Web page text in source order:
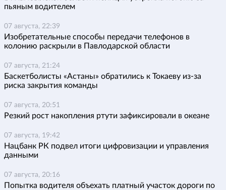
пьяным водителем
07 августа, 22:39
Изобретательные способы передачи телефонов в
колонию раскрыли в Павлодарской области
07 августа, 21:24
Баскетболисты «Астаны» обратились к Токаеву из-за
риска закрытия команды
07 августа, 20:51
Резкий рост накопления ртути зафиксировали в океане
07 августа, 19:42
Нацбанк РК подвел итоги цифровизации и управления
данными
07 августа, 20:16
Попытка водителя объехать платный участок дороги по